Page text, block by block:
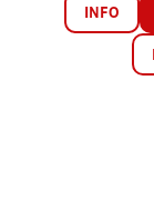
INFO